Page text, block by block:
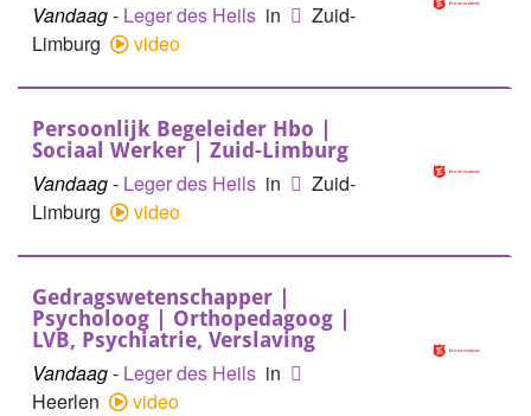
Vandaag- Leger des Heils in
Zuid-
Limburg
video
Persoonlijk Begeleider Hbo |
Sociaal Werker | Zuid-Limburg
Vandaag- Leger des Heils in
Zuid-
Limburg
video
Gedragswetenschapper |
Psycholoog | Orthopedagoog |
LVB, Psychiatrie, Verslaving
Vandaag- Leger des Heils in
Heerlen
video